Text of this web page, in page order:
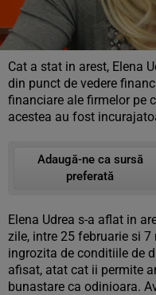
Cat a stat in arest, Elena
din punct de vedere
financiare ale firmelor pe
acestea au fost
Adaugă-ne ca sursă
preferată
Elena Udrea s-a aflat in
zile, intre 25 februarie si
ingrozita de conditiile de
afisat, atat cat ii permite
bunastare ca odinioara.